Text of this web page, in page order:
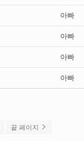
아빠
아빠
아빠
아빠
끝 페이지